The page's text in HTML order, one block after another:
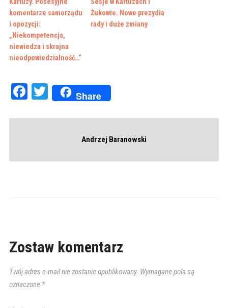
Kartuzy. Posesyjne
komentarze samorządu
i opozycji:
„Niekompetencja,
niewiedza i skrajna
nieodpowiedzialność…”
Sesje w Kartuzach i
Żukowie. Nowe prezydia
rady i duże zmiany
Facebook
Twitter
Share
Andrzej Baranowski
Zostaw komentarz
Twój adres e-mail nie zostanie opublikowany. Wymagane pola są
oznaczone *